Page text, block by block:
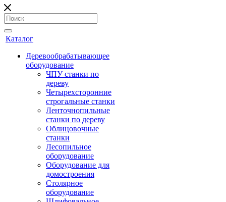
Каталог
Деревообрабатывающее
оборудование
ЧПУ станки по
дереву
Четырехсторонние
строгальные станки
Ленточнопильные
станки по дереву
Облицовочные
станки
Лесопильное
оборудование
Оборудование для
домостроения
Столярное
оборудование